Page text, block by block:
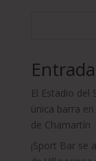
El Estadio del
única barra
de Chamartín
¡Sport Bar se